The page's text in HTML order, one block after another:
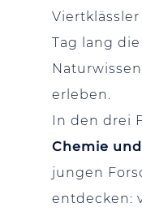
Tag lang
erleben.
In den drei
Chemie
jungen
entdecken: